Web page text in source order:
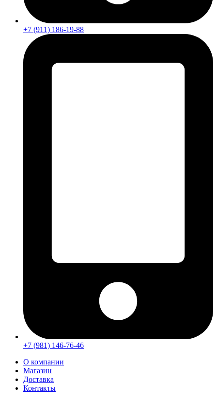
+7 (911) 186-19-88
+7 (981) 146-76-46
О компании
Магазин
Доставка
Контакты